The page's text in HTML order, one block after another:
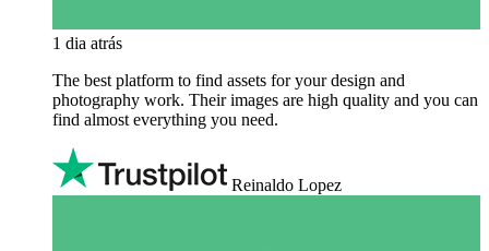
1 dia atrás
The best platform to find assets for your design and
photography work. Their images are high quality and you can
find almost everything you need.
Reinaldo Lopez